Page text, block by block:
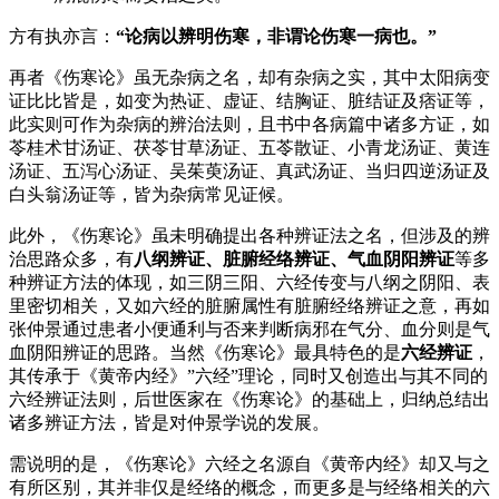
方有执亦言： “论病以辨明伤寒，非谓论伤寒一病也。”
再者《伤寒论》虽无杂病之名，却有杂病之实，其中太阳病变
证比比皆是，如变为热证、虚证、结胸证、脏结证及痞证等，
此实则可作为杂病的辨治法则，且书中各病篇中诸多方证，如
苓桂术甘汤证、茯苓甘草汤证、五苓散证、小青龙汤证、黄连
汤证、五泻心汤证、吴茱萸汤证、真武汤证、当归四逆汤证及
白头翁汤证等，皆为杂病常见证候。
此外，《伤寒论》虽未明确提出各种辨证法之名，但涉及的辨
治思路众多，有八纲辨证、脏腑经络辨证、气血阴阳辨证等多
种辨证方法的体现，如三阴三阳、六经传变与八纲之阴阳、表
里密切相关，又如六经的脏腑属性有脏腑经络辨证之意，再如
张仲景通过患者小便通利与否来判断病邪在气分、血分则是气
血阴阳辨证的思路。当然《伤寒论》最具特色的是六经辨证 ，
其传承于《黄帝内经》”六经”理论，同时又创造出与其不同的
六经辨证法则，后世医家在《伤寒论》的基础上，归纳总结出
诸多辨证方法，皆是对仲景学说的发展。
需说明的是，《伤寒论》六经之名源自《黄帝内经》却又与之
有所区别，其并非仅是经络的概念，而更多是与经络相关的六